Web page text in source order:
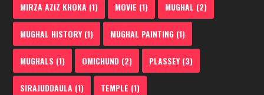
MIRZA AZIZ KHOKA (1) MOVIE (1) MUGHAL (2)
MUGHAL HISTORY(1) MUGHAL PAINTING (1)
MUGHALS (1) OMICHUND (2) PLASSEY(3)
SIRAJUDDAULA (1) TEMPLE (1)